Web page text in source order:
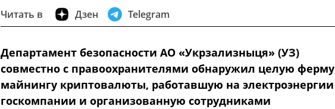
Читать в Дзен Telegram
Департамент безопасности АО «Укрзализныця» (УЗ)
совместно с правоохранителями обнаружил целую
майнингу криптовалюты, работавшую на электроэнергии
госкомпании и организованную сотрудниками